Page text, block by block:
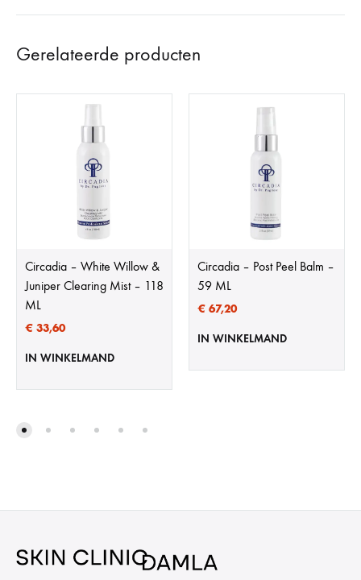
Gerelateerde producten
Circadia – White Willow &
Juniper Clearing Mist – 118
ML
€ 33,60
IN WINKELMAND
Circadia – Post Peel Balm –
59 ML
€ 67,20
IN WINKELMAND